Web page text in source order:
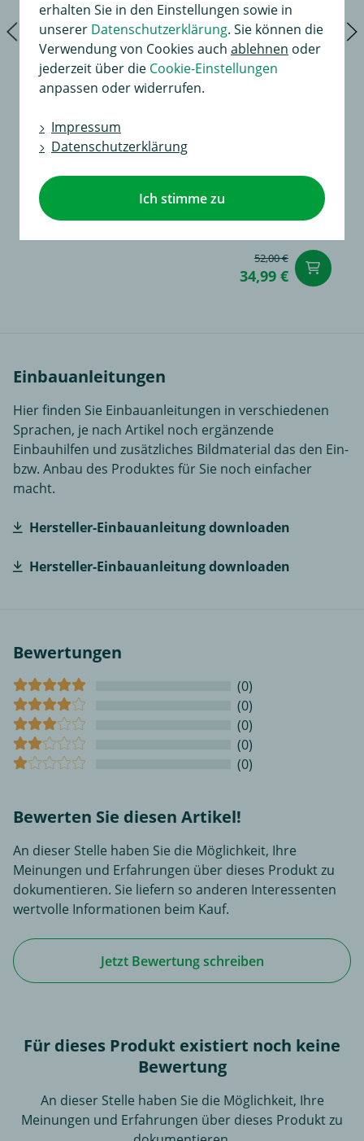
Universal Erweiterungssatz
für Dauerplus, Masse und Ladeleitung mit Abschaltrelais
52,00 €
34,99 €
Einbauanleitungen
Hier finden Sie Einbauanleitungen in verschiedenen
Sprachen, je nach Artikel noch ergänzende
Einbauhilfen und zusätzliches Bildmaterial das den Ein-
bzw. Anbau des Produktes für Sie noch einfacher
macht.
Hersteller-Einbauanleitung downloaden
Hersteller-Einbauanleitung downloaden
Bewertungen
(0)
(0)
(0)
(0)
(0)
Bewerten Sie diesen Artikel!
An dieser Stelle haben Sie die Möglichkeit, Ihre
Meinungen und Erfahrungen über dieses Produkt zu
dokumentieren. Sie liefern so anderen Interessenten
wertvolle Informationen beim Kauf.
Jetzt Bewertung schreiben
Für dieses Produkt existiert noch keine
Bewertung
An dieser Stelle haben Sie die Möglichkeit, Ihre
Meinungen und Erfahrungen über dieses Produkt zu
erhalten Sie in den Einstellungen sowie in
unserer Datenschutzerklärung. Sie können die
Verwendung von Cookies auch ablehnen oder
jederzeit über die Cookie-Einstellungen
anpassen oder widerrufen.
Impressum
Datenschutzerklärung
Ich stimme zu